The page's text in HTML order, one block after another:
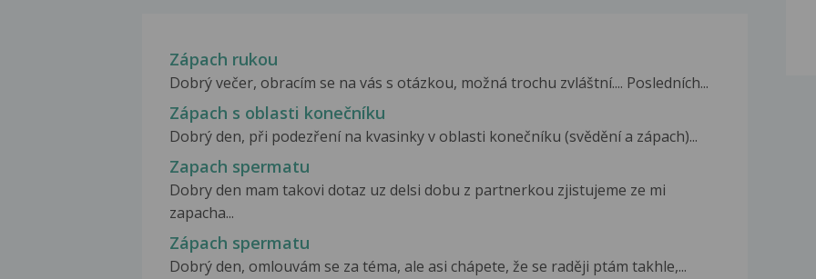
Zápach rukou
Dobrý večer, obracím se na vás s otázkou, možná trochu zvláštní.... Posledních...
Zápach s oblasti konečníku
Dobrý den, při podezření na kvasinky v oblasti konečníku (svědění a zápach)...
Zapach spermatu
Dobry den mam takovi dotaz uz delsi dobu z partnerkou zjistujeme ze mi
zapacha...
Zápach spermatu
Dobrý den, omlouvám se za téma, ale asi chápete, že se raději ptám takhle,...